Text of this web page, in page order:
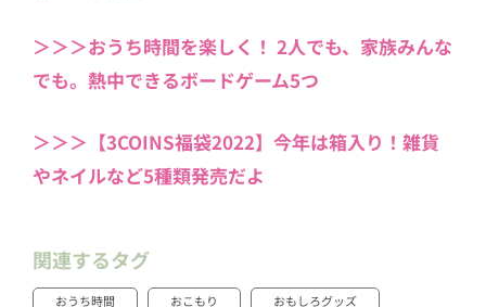
＞＞＞おうち時間を楽しく！ 2人でも、家族みんな
でも。熱中できるボードゲーム5つ
＞＞＞【3COINS福袋2022】今年は箱入り！雑貨
やネイルなど5種類発売だよ
関連するタグ
おうち時間 おこもり おもしろグッズ